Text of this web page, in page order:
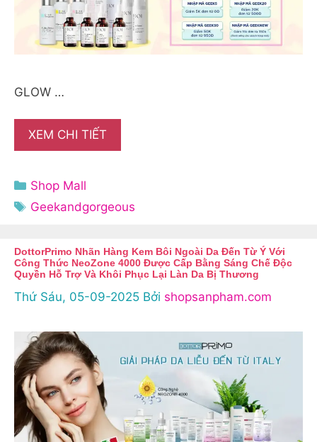
GLOW …
XEM CHI TIẾT
Danh
mục
Shop Mall
Thẻ
Geekandgorgeous
DottorPrimo Nhãn Hàng Kem Bôi Ngoài Da Đến Từ Ý Với
Công Thức NeoZone 4000 Được Cấp Bằng Sáng Chế Độc
Quyền Hỗ Trợ Và Khôi Phục Lại Làn Da Bị Thương
Thứ Sáu, 05-09-2025 Bởi shopsanpham.com